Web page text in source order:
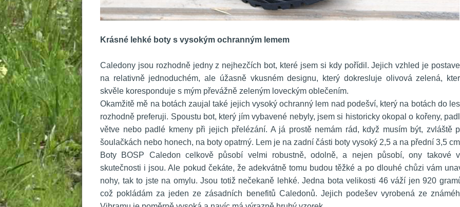
Krásné lehké boty s vysokým ochranným lemem
Caledony jsou rozhodně jedny z nejhezčích bot, které jsem si kdy pořídil. Jejich vzhled je
na relativně jednoduchém, ale úžasně vkusném designu, který dokresluje olivová zelená,
kvěle koresponduje s mým převážně zeleným loveckým oblečením.
Okamžitě mě na botách zaujal také jejich vysoký ochranný lem nad podešví, který na botách do
rozhodně preferuji. Spoustu bot, který jím vybavené nebyly, jsem si historicky okopal o kořeny,
větve nebo padlé kmeny při jejich přelézání. A já prostě nemám rád, když musím být, zvláště
šoulačkách nebo honech, na boty opatrný. Lem je na zadní části boty vysoký 2,5 a na přední 3,5
Boty BOSP Caledon celkově působí velmi robustně, odolně, a nejen působí, ony takové
kutečnosti i jsou. Ale pokud čekáte, že adekvátně tomu budou těžké a po dlouhé chůzi vám
nohy, tak to jste na omylu. Jsou totiž nečekaně lehké. Jedna bota velikosti 46 váží jen 920
což pokládám za jeden ze zásadních benefitů Caledonů. Jejich podešev vyrobená ze